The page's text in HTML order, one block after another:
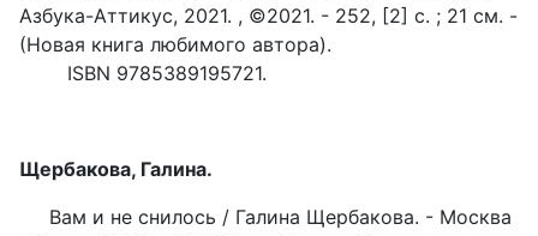
Азбука-Аттикус, 2021. , ©2021. - 252, [2] с. ; 21 см. -
(Новая книга любимого автора).
ISBN 9785389195721.
Щербакова, Галина.
Вам и не снилось / Галина Щербакова. - Москва